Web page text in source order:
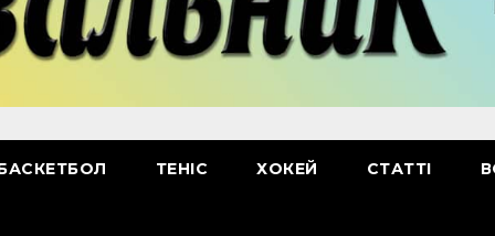
ТЕНІС ХОКЕЙ СТАТТІ